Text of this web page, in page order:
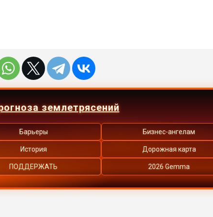
землетрясений
Барьеры
История
ПОДДЕРЖАТЬ
Бизнес-ангелам
Дорожная карта
2026 Gemma